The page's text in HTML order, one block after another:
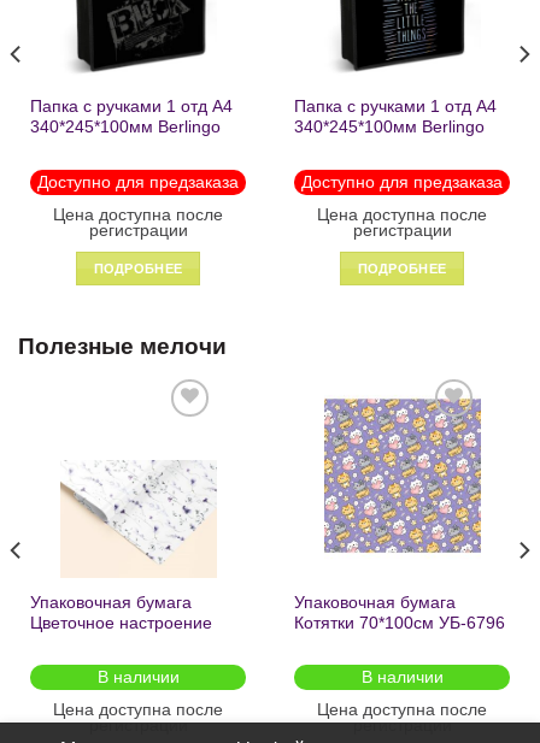
Папка с ручками 1 отд А4
340*245*100мм Berlingo
молнии1246
Доступно для предзаказа
Цена доступна после
регистрации
ПОДРОБНЕЕ
Папка с ручками 1 отд А4
340*245*100мм Berlingo
пластик на молнии 1215
Доступно для предзаказа
Цена доступна после
регистрации
ПОДРОБНЕЕ
Полезные мелочи
желаний
Упаковочная бумага
Цветочное настроение
2шт/
В наличии
Цена доступна после
регистрации
Добавить
в список
желаний
Упаковочная бумага
Котятки 70*100см УБ-6796
В наличии
Цена доступна после
регистрации